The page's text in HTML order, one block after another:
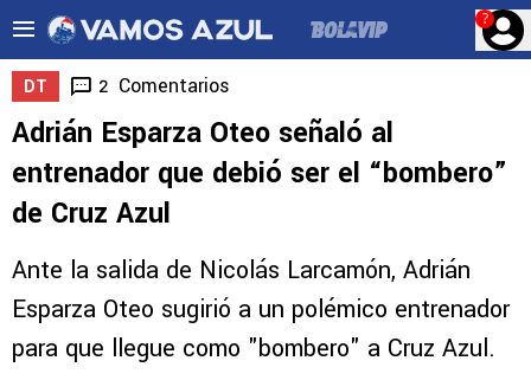
?
DT 2 Comentarios
Adrián Esparza Oteo señaló al
entrenador que debió ser el “bombero”
de Cruz Azul
Ante la salida de Nicolás Larcamón, Adrián
Esparza Oteo sugirió a un polémico entrenador
para que llegue como "bombero" a Cruz Azul.